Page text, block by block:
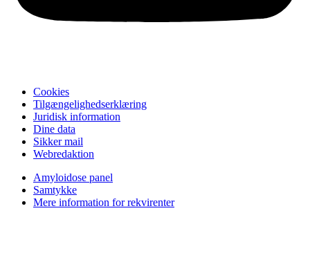
Cookies
Tilgængelighedserklæring
Juridisk information
Dine data
Sikker mail
Webredaktion
Amyloidose panel
Samtykke
Mere information for rekvirenter